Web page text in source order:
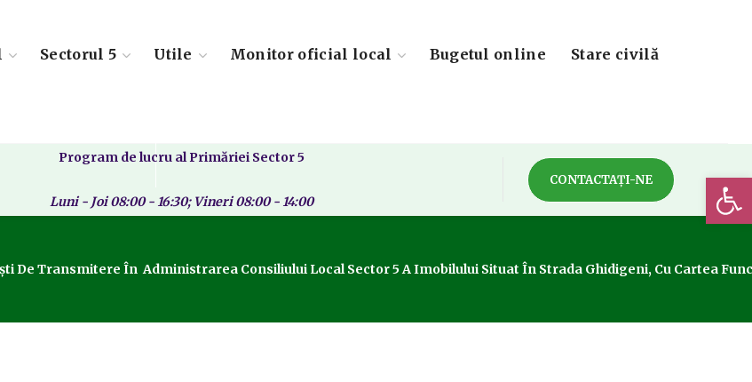
Sectorul 5 Utile Monitor oficial local Bugetul online Stare civilă
Program de lucru al Primăriei Sector 5
Luni - Joi 08:00 - 16:30; Vineri 08:00 - 14:00
CONTACTAȚI-NE
De Transmitere În Administrarea Consiliului Local Sector 5 A Imobilului Situat În Strada Ghidigeni, Cu Cartea